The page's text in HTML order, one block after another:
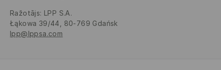
Ražotājs: LPP S.A.
Łąkowa 39/44, 80-769 Gdańsk
lpp@lppsa.com